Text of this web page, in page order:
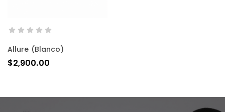
AÑADIR AL CARRITO
Allure (blanco)
$2,900.00